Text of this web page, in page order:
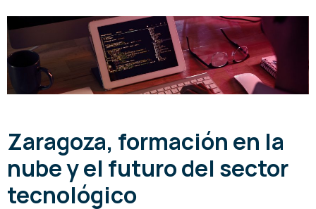
Zaragoza, formación en la
nube y el futuro del sector
tecnológico